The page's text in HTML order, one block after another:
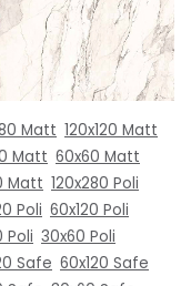
Matt 120x120 Matt
Matt 60x60 Matt
Matt 120x280 Poli
Poli 60x120 Poli
Poli 30x60 Poli
Safe 60x120 Safe